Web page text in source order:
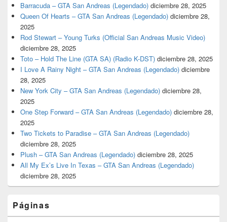
Barracuda – GTA San Andreas (Legendado) diciembre 28, 2025
Queen Of Hearts – GTA San Andreas (Legendado) diciembre 28,
2025
Rod Stewart – Young Turks (Official San Andreas Music Video)
diciembre 28, 2025
Toto – Hold The Line (GTA SA) (Radio K-DST) diciembre 28, 2025
I Love A Rainy Night – GTA San Andreas (Legendado) diciembre
28, 2025
New York City – GTA San Andreas (Legendado) diciembre 28,
2025
One Step Forward – GTA San Andreas (Legendado) diciembre 28,
2025
Two Tickets to Paradise – GTA San Andreas (Legendado)
diciembre 28, 2025
Plush – GTA San Andreas (Legendado) diciembre 28, 2025
All My Ex’s Live In Texas – GTA San Andreas (Legendado)
diciembre 28, 2025
Páginas